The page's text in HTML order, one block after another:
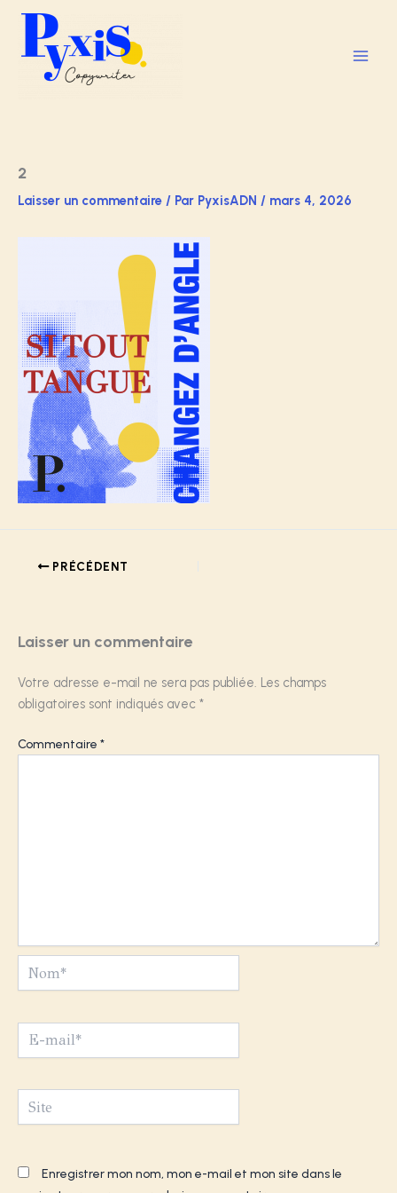
Aller
contenu
2
Laisser un commentaire / Par PyxisADN / mars 4, 2026
PRÉCÉDENT
Laisser un commentaire
Votre adresse e-mail ne sera pas publiée. Les champs
obligatoires sont indiqués avec *
Commentaire *
mail*
Enregistrer mon nom, mon e-mail et mon site dans le